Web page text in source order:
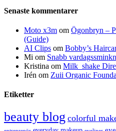
Senaste kommentarer
Moto x3m om Ögonbryn –
(Guide)
AI Clips om Bobby’s
Mi om Snabb
Kristina om Milk_shake
Irén om Zuii Organic
Etiketter
beauty blog colorful